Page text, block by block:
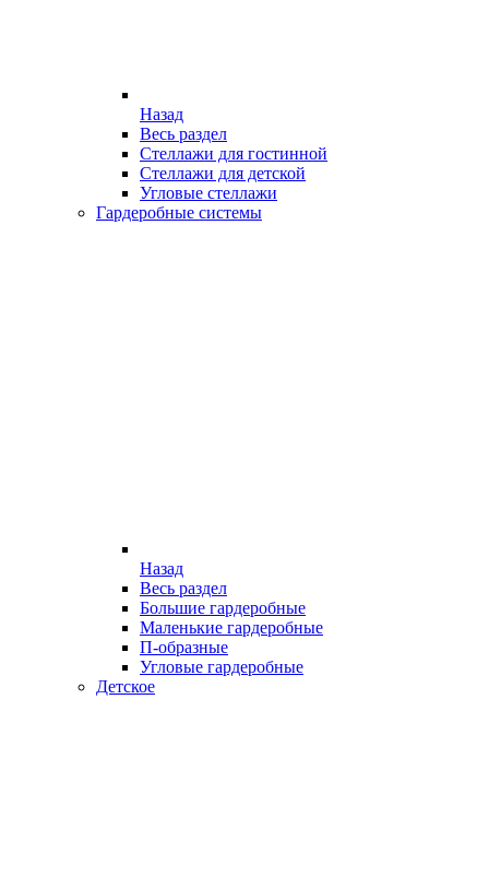
Назад
Весь раздел
Стеллажи для гостинной
Стеллажи для детской
Угловые стеллажи
Гардеробные системы
Назад
Весь раздел
Большие гардеробные
Маленькие гардеробные
П-образные
Угловые гардеробные
Детское